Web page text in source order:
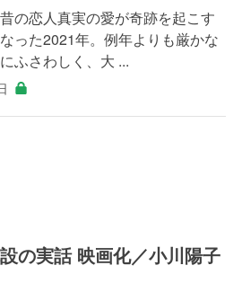
の恋人真実の愛が奇跡を起こす
った2021年。例年よりも厳かな
ふさわしく、大 ...
の実話 映画化／小川陽子